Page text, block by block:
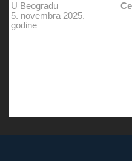
U Beogradu
5. novembra 2025.
godine